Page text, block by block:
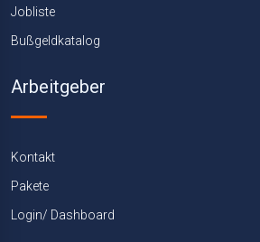
Jobliste
Bußgeldkatalog
Arbeitgeber
Kontakt
Pakete
Login/ Dashboard